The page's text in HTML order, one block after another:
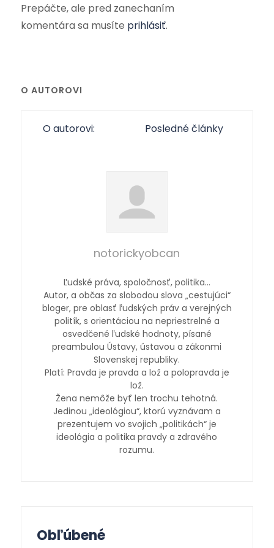
Prepáčte, ale pred zanechaním
komentára sa musíte prihlásiť.
O AUTOROVI
O autorovi: Posledné články
notorickyobcan
Ľudské práva, spoločnosť, politika…
Autor, a občas za slobodou slova „cestujúci“
bloger, pre oblasť ľudských práv a verejných
politík, s orientáciou na nepriestrelné a
osvedčené ľudské hodnoty, písané
preambulou Ústavy, ústavou a zákonmi
Slovenskej republiky.
Platí: Pravda je pravda a lož a polopravda je
lož.
Žena nemôže byť len trochu tehotná.
Jedinou „ideológiou“, ktorú vyznávam a
prezentujem vo svojich „politikách“ je
ideológia a politika pravdy a zdravého
rozumu.
Obľúbené